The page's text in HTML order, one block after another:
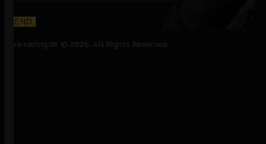
Alva-racing.dk © 2026. All Rights Reserved.